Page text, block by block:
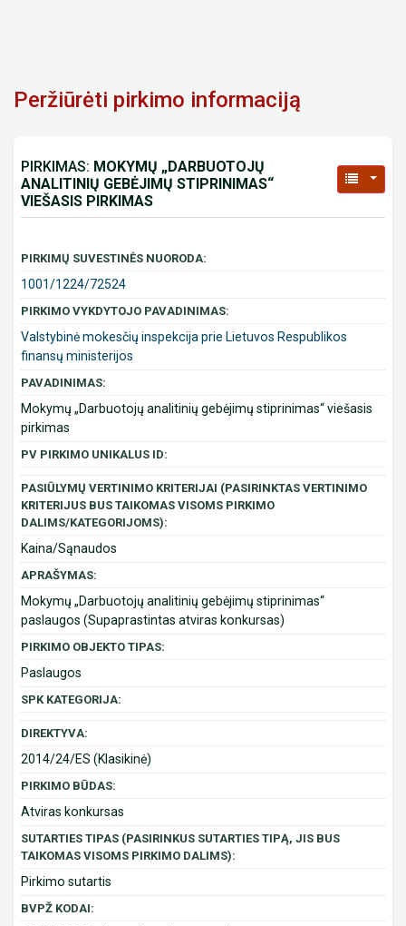
Peržiūrėti pirkimo informaciją
PIRKIMAS: MOKYMŲ „DARBUOTOJŲ
ANALITINIŲ GEBĖJIMŲ STIPRINIMAS“
VIEŠASIS PIRKIMAS
PIRKIMŲ SUVESTINĖS NUORODA:
1001/1224/72524
PIRKIMO VYKDYTOJO PAVADINIMAS:
Valstybinė mokesčių inspekcija prie Lietuvos Respublikos
finansų ministerijos
PAVADINIMAS:
Mokymų „Darbuotojų analitinių gebėjimų stiprinimas“ viešasis
pirkimas
PV PIRKIMO UNIKALUS ID:
PASIŪLYMŲ VERTINIMO KRITERIJAI (PASIRINKTAS VERTINIMO
KRITERIJUS BUS TAIKOMAS VISOMS PIRKIMO
DALIMS/KATEGORIJOMS):
Kaina/Sąnaudos
APRAŠYMAS:
Mokymų „Darbuotojų analitinių gebėjimų stiprinimas“
paslaugos (Supaprastintas atviras konkursas)
PIRKIMO OBJEKTO TIPAS:
Paslaugos
SPK KATEGORIJA:
DIREKTYVA:
2014/24/ES (Klasikinė)
PIRKIMO BŪDAS:
Atviras konkursas
SUTARTIES TIPAS (PASIRINKUS SUTARTIES TIPĄ, JIS BUS
TAIKOMAS VISOMS PIRKIMO DALIMS):
Pirkimo sutartis
BVPŽ KODAI: